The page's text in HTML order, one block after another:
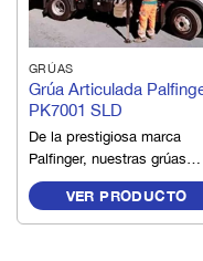
GRÚAS
Grúa Articulada
PK7001 SLD
De la prestigiosa marca
Palfinger, nuestras grúas
articuladas son
mundialmente conocidas
por su versatilidad,
VER PRODUCTO